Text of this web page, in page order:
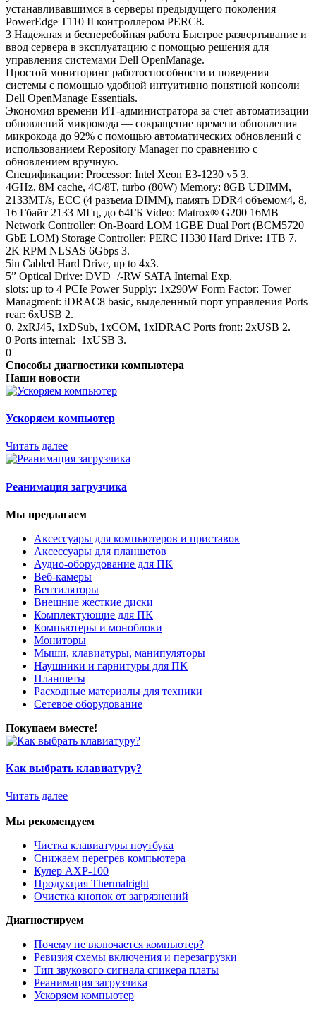
устанавливавшимся в серверы предыдущего поколения
PowerEdge T110 II контроллером PERC8.
3 Надежная и бесперебойная работа Быстрое развертывание и
ввод сервера в эксплуатацию с помощью решения для
управления системами Dell OpenManage.
Простой мониторинг работоспособности и поведения
системы с помощью удобной интуитивно понятной консоли
Dell OpenManage Essentials.
Экономия времени ИТ-администратора за счет автоматизации
обновлений микрокода — сокращение времени обновления
микрокода до 92% с помощью автоматических обновлений с
использованием Repository Manager по сравнению с
обновлением вручную.
Спецификации: Processor: Intel Xeon E3-1230 v5 3.
4GHz, 8M cache, 4C/8T, turbo (80W) Memory: 8GB UDIMM,
2133MT/s, ECC (4 разъема DIMM), память DDR4 объемом4, 8,
16 Гбайт 2133 МГц, до 64ГБ Video: Matrox® G200 16MB
Network Controller: On-Board LOM 1GBE Dual Port (BCM5720
GbE LOM) Storage Controller: PERC H330 Hard Drive: 1TB 7.
2K RPM NLSAS 6Gbps 3.
5in Cabled Hard Drive, up to 4x3.
5” Optical Drive: DVD+/-RW SATA Internal Exp.
slots: up to 4 PCIe Power Supply: 1x290W Form Factor: Tower
Managment: iDRAC8 basic, выделенный порт управления Ports
rear: 6xUSB 2.
0, 2xRJ45, 1xDSub, 1xCOM, 1xIDRAC Ports front: 2xUSB 2.
0 Ports internal: 1xUSB 3.
0
Способы диагностики компьютера
Наши новости
Ускоряем компьютер
Читать далее
Реанимация загрузчика
Мы предлагаем
Аксессуары для компьютеров и приставок
Аксессуары для планшетов
Аудио-оборудование для ПК
Веб-камеры
Вентиляторы
Внешние жесткие диски
Комплектующие для ПК
Компьютеры и моноблоки
Мониторы
Мыши, клавиатуры, манипуляторы
Наушники и гарнитуры для ПК
Планшеты
Расходные материалы для техники
Сетевое оборудование
Покупаем вместе!
Как выбрать клавиатуру?
Читать далее
Мы рекомендуем
Чистка клавиатуры ноутбука
Снижаем перегрев компьютера
Кулер AXP-100
Продукция Thermalright
Очистка кнопок от загрязнений
Диагностируем
Почему не включается компьютер?
Ревизия схемы включения и перезагрузки
Тип звукового сигнала спикера платы
Реанимация загрузчика
Ускоряем компьютер